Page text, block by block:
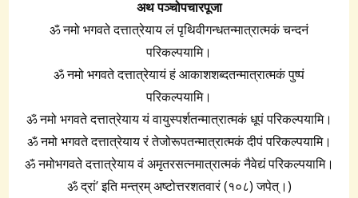
अथ पञ्चोपचारपूजा
ॐ नमो भगवते दत्तात्रेयाय लं पृथिवीगन्धतन्मात्रात्मकं चन्दनं
परिकल्पयामि।
ॐ नमो भगवते दत्तात्रेयायं हं आकाशशब्दतन्मात्रात्मकं पुष्पं
परिकल्पयामि।
ॐ नमो भगवते दत्तात्रेयाय यं वायुस्पर्शतन्मात्रात्मकं धूपं परिकल्पयामि।
ॐ नमो भगवते दत्तात्रेयाय रं तेजोरूपतन्मात्रात्मकं दीपं परिकल्पयामि।
ॐ नमोभगवते दत्तात्रेयाय वं अमृतरसत्नमात्रात्मकं नैवेद्यं परिकल्पयामि।
ॐ द्रां’ इति मन्त्रम् अष्टोत्तरशतवारं (१०८) जपेत्।)